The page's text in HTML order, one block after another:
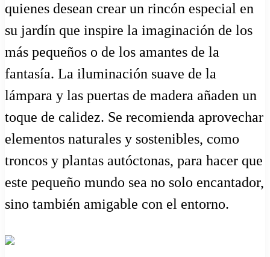
quienes desean crear un rincón especial en
su jardín que inspire la imaginación de los
más pequeños o de los amantes de la
fantasía. La iluminación suave de la
lámpara y las puertas de madera añaden un
toque de calidez. Se recomienda aprovechar
elementos naturales y sostenibles, como
troncos y plantas autóctonas, para hacer que
este pequeño mundo sea no solo encantador,
sino también amigable con el entorno.